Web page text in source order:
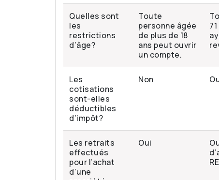
Quelles sont
les
restrictions
d’âge?
Toute
personne âgée
de plus de 18
ans peut ouvrir
un compte.
Les
cotisations
sont-elles
déductibles
d’impôt?
Non
Les retraits
effectués
pour l’achat
d’une
Oui